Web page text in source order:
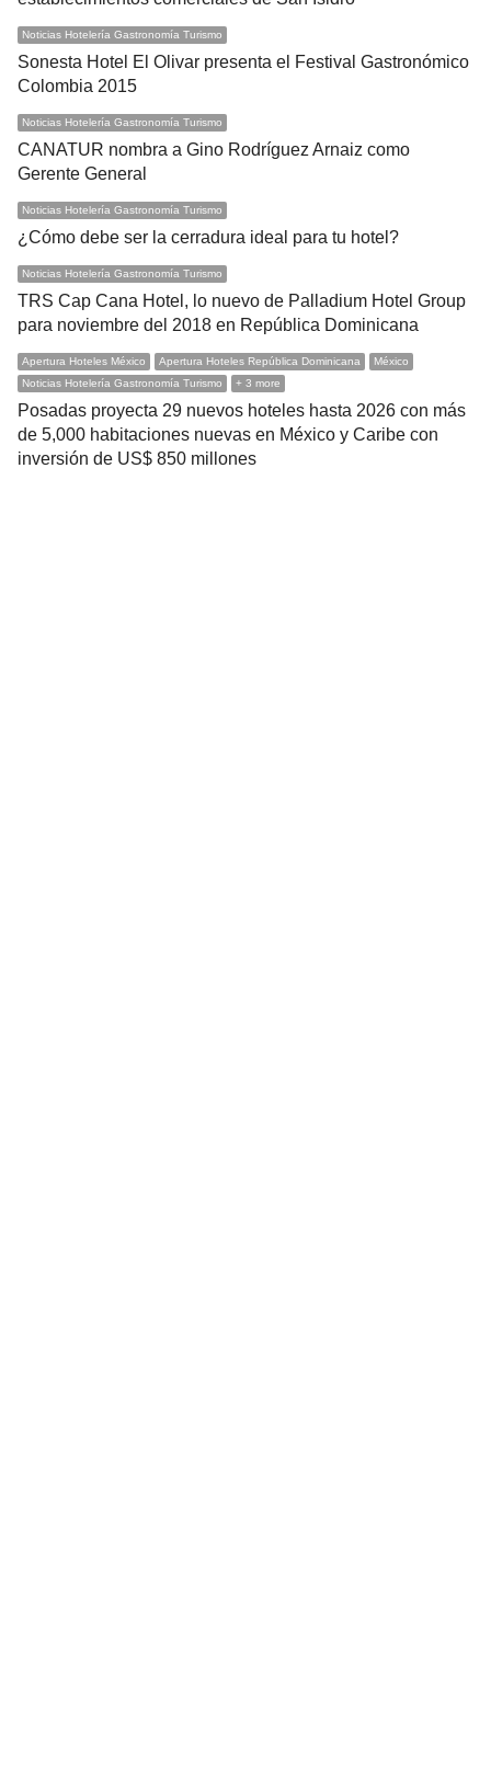
Noticias Hotelería Gastronomía Turismo
Sonesta Hotel El Olivar presenta el Festival Gastronómico
Colombia 2015
Noticias Hotelería Gastronomía Turismo
CANATUR nombra a Gino Rodríguez Arnaiz como
Gerente General
Noticias Hotelería Gastronomía Turismo
¿Cómo debe ser la cerradura ideal para tu hotel?
Noticias Hotelería Gastronomía Turismo
TRS Cap Cana Hotel, lo nuevo de Palladium Hotel Group
para noviembre del 2018 en República Dominicana
Apertura Hoteles México Apertura Hoteles República Dominicana
México
Noticias Hotelería Gastronomía Turismo
+ 3 more
Posadas proyecta 29 nuevos hoteles hasta 2026 con más
de 5,000 habitaciones nuevas en México y Caribe con
inversión de US$ 850 millones